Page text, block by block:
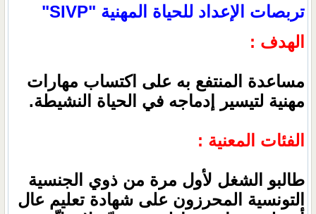
تربصات الإعداد للحياة المهنية "SIVP"
الهدف :
مساعدة المنتفع به على اكتساب مهارات
مهنية لتيسير إدماجه في الحياة النشيطة.
الفئات المعنية :
طالبو الشغل لأول مرة من ذوي الجنسية
التونسية المحرزون على شهادة تعليم عال